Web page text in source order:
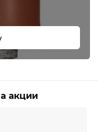
акции